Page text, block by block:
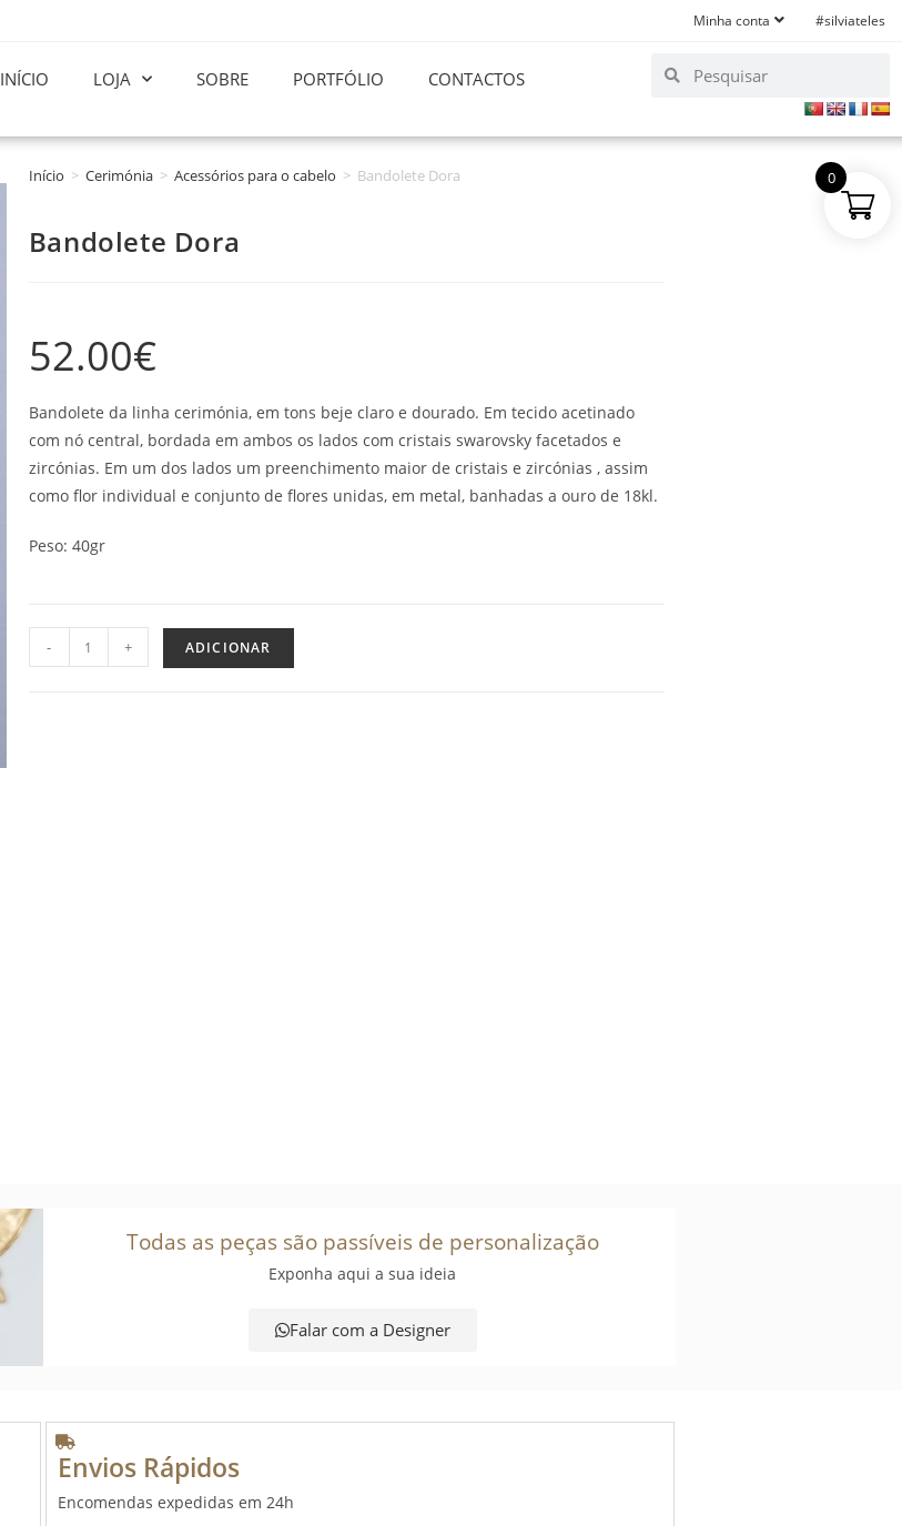
Minha conta #silviateles
INÍCIO LOJA SOBRE PORTFÓLIO CONTACTOS
Início > Cerimónia > Acessórios para o cabelo > Bandolete Dora
Bandolete Dora
52.00€
Bandolete da linha cerimónia, em tons beje claro e dourado. Em tecido acetinado
com nó central, bordada em ambos os lados com cristais swarovsky facetados e
zircónias. Em um dos lados um preenchimento maior de cristais e zircónias , assim
como flor individual e conjunto de flores unidas, em metal, banhadas a ouro de 18kl.
Peso: 40gr
- + ADICIONAR
Todas as peças são passíveis de personalização
Exponha aqui a sua ideia
Falar com a Designer
Envios Rápidos
Encomendas expedidas em 24h
0